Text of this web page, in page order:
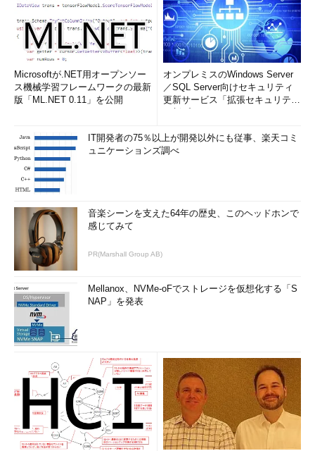
Microsoftが.NET用オープンソー
ス機械学習フレームワークの最新
版「ML.NET 0.11」を公開
オンプレミスのWindows Server
／SQL Server向けセキュリティ
更新サービス「拡張セキュリティ
IT開発者の75％以上が開発以外にも従事、楽天コミ
ュニケーションズ調べ
音楽シーンを支えた64年の歴史、このヘッドホンで
感じてみて
PR(Marshall Group AB)
Mellanox、NVMe-oFでストレージを仮想化する「S
NAP」を発表